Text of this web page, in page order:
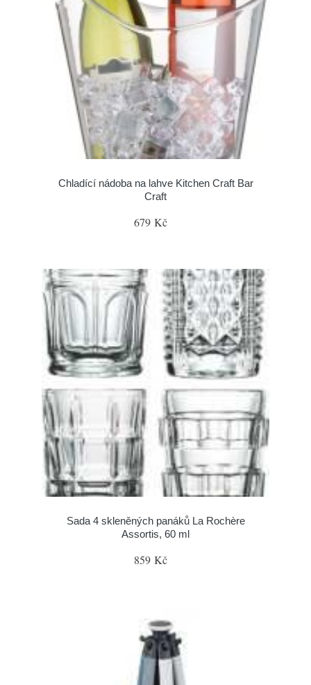
Chladící nádoba na lahve Kitchen Craft Bar
Craft
679 Kč
Sada 4 skleněných panáků La Rochère
Assortis, 60 ml
859 Kč